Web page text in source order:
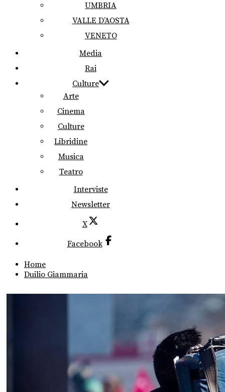
UMBRIA
VALLE D’AOSTA
VENETO
Media
Rai
Culture
Arte
Cinema
Culture
Libridine
Musica
Teatro
Interviste
Newsletter
X
Facebook
Home
Duilio Giammaria